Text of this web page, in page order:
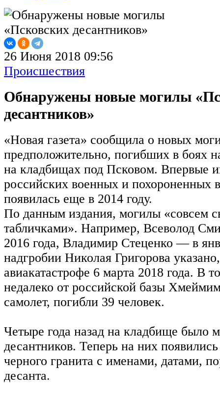
26 Июня 2018 09:56
Происшествия
Обнаружены новые могилы
десантников»
«Новая газета» сообщила о новых
предположительно, погибших в боях
на кладбищах под Псковом. Впервые
российских военных и похороненных
появилась еще в 2014 году.
По данным издания, могилы «совсем
табличками». Например, Всеволод
2016 года, Владимир Стеценко — в
надгробии Николая Григорова
авиакатастрофе 6 марта 2018 года. В
недалеко от российской базы
самолет, погибли 39 человек.
Четыре года назад на кладбище было
десантников. Теперь на них
черного гранита с именами, датами,
десанта.